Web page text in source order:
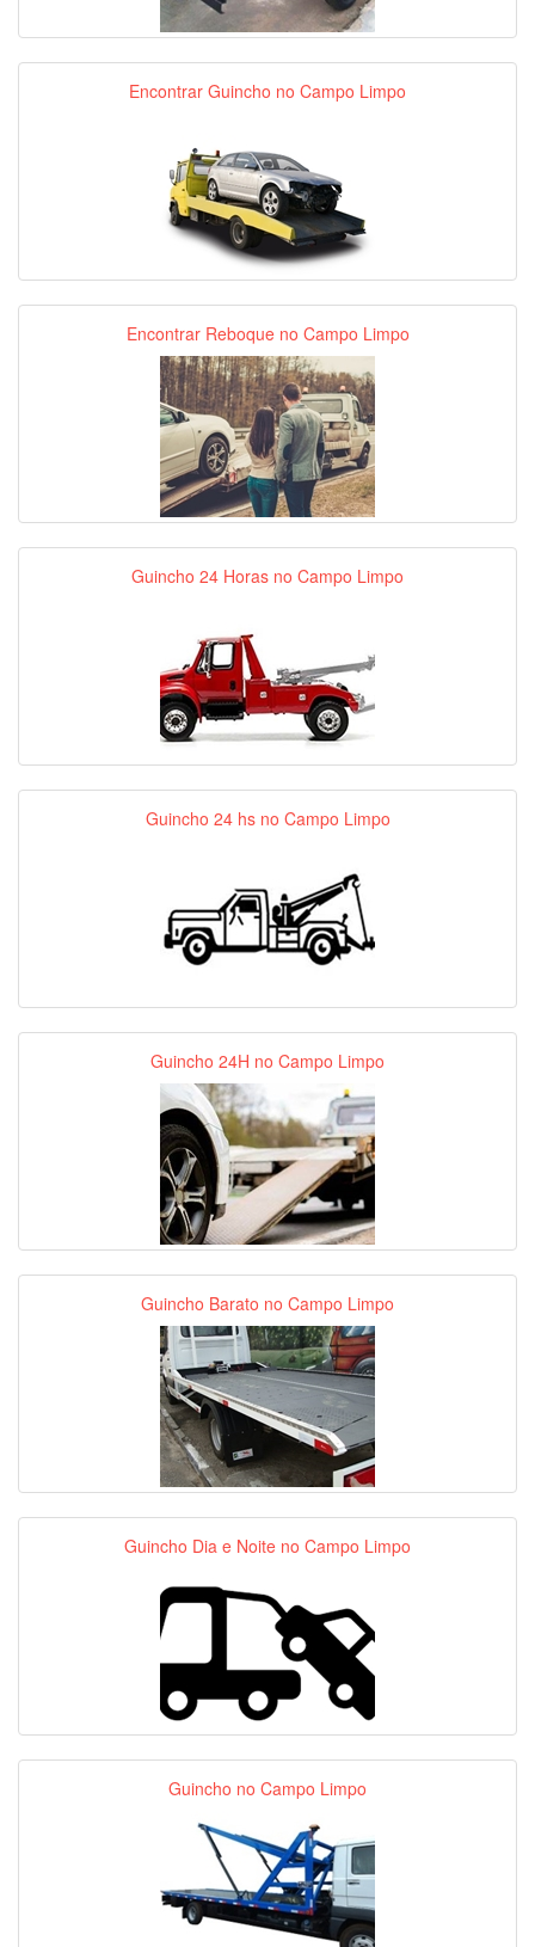
Encontrar Guincho no Campo Limpo
Encontrar Reboque no Campo Limpo
Guincho 24 Horas no Campo Limpo
Guincho 24 hs no Campo Limpo
Guincho 24H no Campo Limpo
Guincho Barato no Campo Limpo
Guincho Dia e Noite no Campo Limpo
Guincho no Campo Limpo